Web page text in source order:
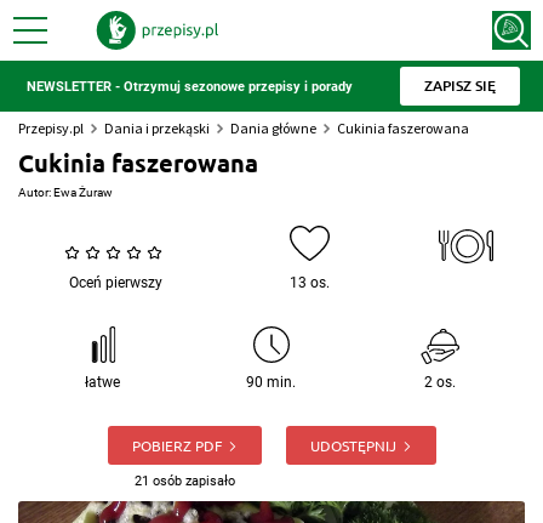
NEWSLETTER - Otrzymuj sezonowe przepisy i porady ZAPISZ SIĘ
Przepisy.pl Dania i przekąski Dania główne Cukinia faszerowana
Cukinia faszerowana
Autor:Ewa Żuraw
Oceń pierwszy 13 os.
łatwe 90 min. 2 os.
POBIERZ PDF
21 osób zapisało
UDOSTĘPNIJ